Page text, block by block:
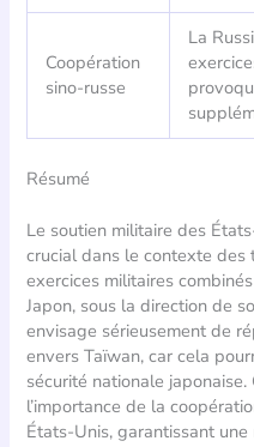
Coopération
sino-russe
La
Résumé
Le soutien militaire des
crucial dans le contexte des
exercices militaires
Japon, sous la direction de
envisage sérieusement de
envers Taïwan, car cela
sécurité nationale
l’importance de la
États-Unis, garantissant